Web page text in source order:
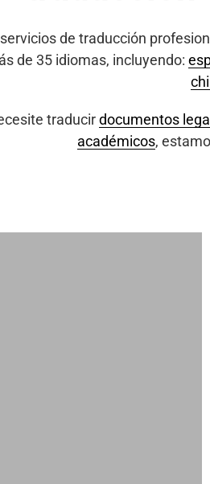
de traducción
de 35 idiomas, incluyendo:
traducirdocumentos
académicos,